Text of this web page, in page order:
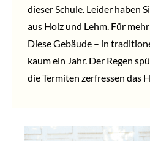
dieser Schule. Leider haben
aus Holz und Lehm. Für
Diese Gebäude – in
kaum ein Jahr. Der Regen
die Termiten zerfressen das